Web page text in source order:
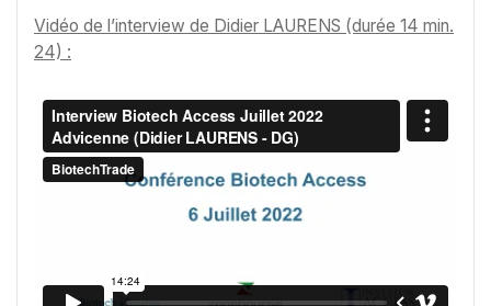
Vidéo de l’interview de Didier LAURENS (durée 14 min.
24) :